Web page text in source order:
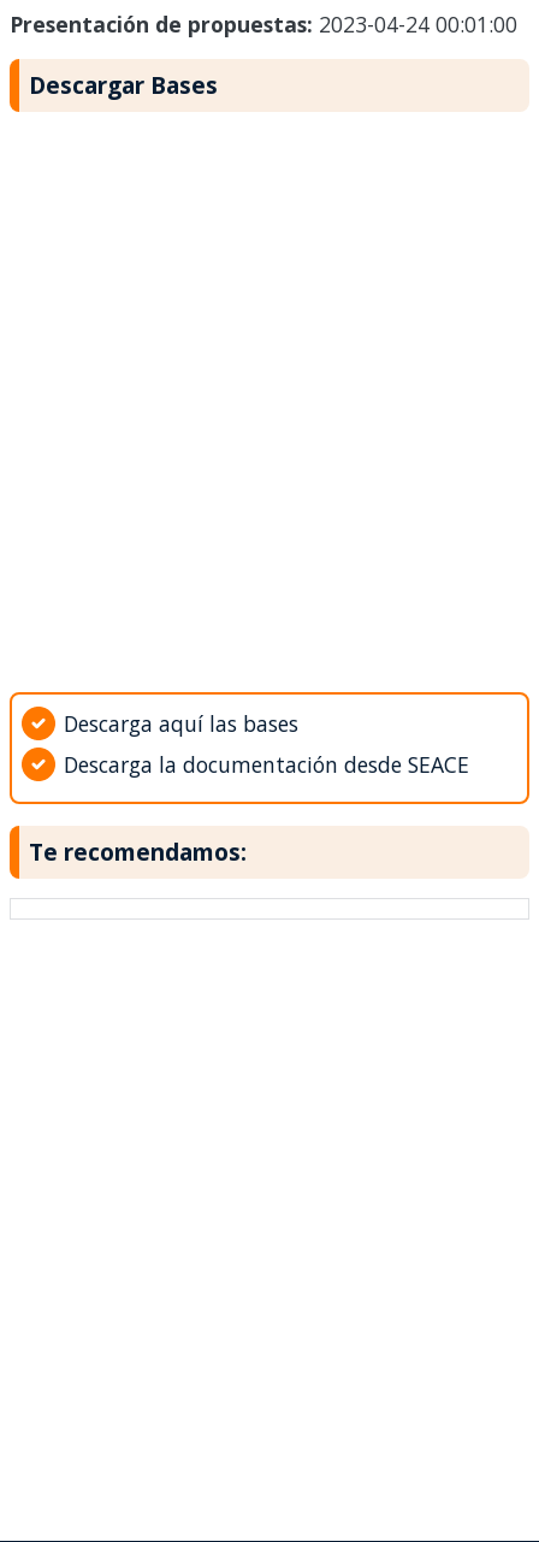
Presentación de propuestas: 2023-04-24 00:01:00
Descargar Bases
Descarga aquí las bases
Descarga la documentación desde SEACE
Te recomendamos: